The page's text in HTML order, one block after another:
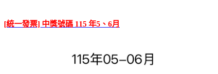
[統一發票] 中獎號碼 115 年5、6月